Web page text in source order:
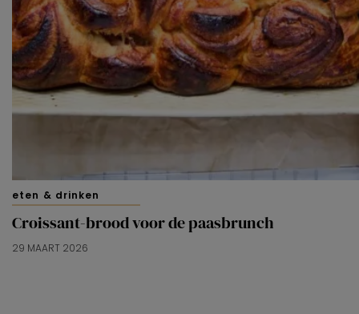
eten & drinken
Croissant-brood voor de paasbrunch
29 MAART 2026